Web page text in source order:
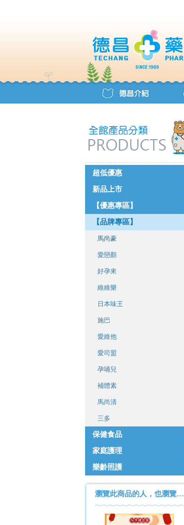
超低優惠
新品上市
【優惠專區】
【品牌專區】
馬尚豪
愛戀顏
好孕來
維維樂
日本味王
施巴
愛維他
愛司盟
孕哺兒
補體素
馬尚清
三多
保健食品
家庭護理
樂齡照護
瀏覽此商品的人，也瀏覽…